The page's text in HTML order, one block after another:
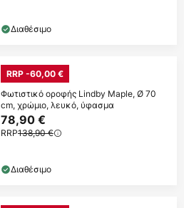
Διαθέσιμο
RRP -60,00 €
Φωτιστικό οροφής Lindby Maple, Ø 70
cm, χρώμιο, λευκό, ύφασμα
78,90 €
RRP138,90 €
Διαθέσιμο